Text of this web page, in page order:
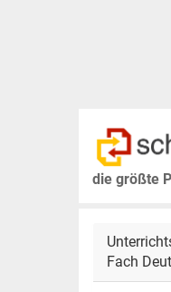
die größte
Fach